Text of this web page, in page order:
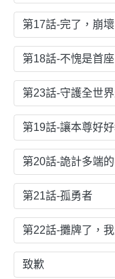
第17話-完了，崩壞
第18話-不愧是首座
第23話-守護全世
第19話-讓本尊好
第20話-詭計多端
第21話-孤勇者
第22話-攤牌了，
致歉